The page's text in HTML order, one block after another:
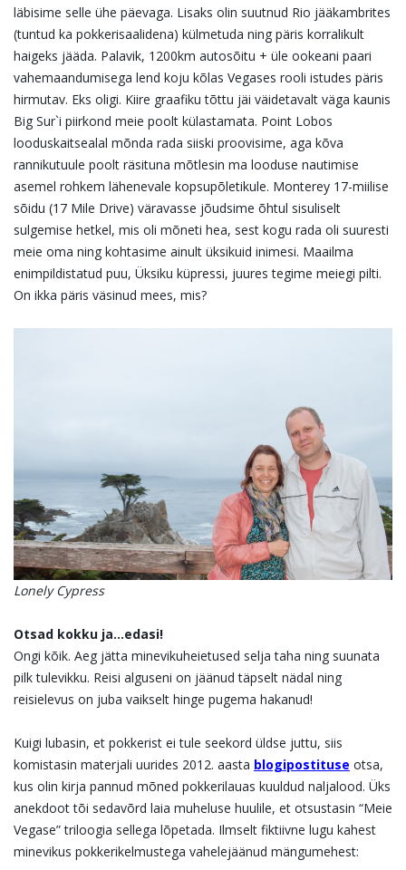
läbisime selle ühe päevaga. Lisaks olin suutnud Rio jääkambrites
(tuntud ka pokkerisaalidena) külmetuda ning päris korralikult
haigeks jääda. Palavik, 1200km autosõitu + üle ookeani paari
vahemaandumisega lend koju kõlas Vegases rooli istudes päris
hirmutav. Eks oligi. Kiire graafiku tõttu jäi väidetavalt väga kaunis
Big Sur`i piirkond meie poolt külastamata. Point Lobos
looduskaitsealal mõnda rada siiski proovisime, aga kõva
rannikutuule poolt räsituna mõtlesin ma looduse nautimise
asemel rohkem lähenevale kopsupõletikule. Monterey 17-miilise
sõidu (17 Mile Drive) väravasse jõudsime õhtul sisuliselt
sulgemise hetkel, mis oli mõneti hea, sest kogu rada oli suuresti
meie oma ning kohtasime ainult üksikuid inimesi. Maailma
enimpildistatud puu, Üksiku küpressi, juures tegime meiegi pilti.
On ikka päris väsinud mees, mis?
Lonely Cypress
Otsad kokku ja...edasi!
Ongi kõik. Aeg jätta minevikuheietused selja taha ning suunata
pilk tulevikku. Reisi alguseni on jäänud täpselt nädal ning
reisielevus on juba vaikselt hinge pugema hakanud!
Kuigi lubasin, et pokkerist ei tule seekord üldse juttu, siis
komistasin materjali uurides 2012. aasta blogipostituse otsa,
kus olin kirja pannud mõned pokkerilauas kuuldud naljalood. Üks
anekdoot tõi sedavõrd laia muheluse huulile, et otsustasin “Meie
Vegase” triloogia sellega lõpetada. Ilmselt fiktiivne lugu kahest
minevikus pokkerikelmustega vahelejäänud mängumehest: